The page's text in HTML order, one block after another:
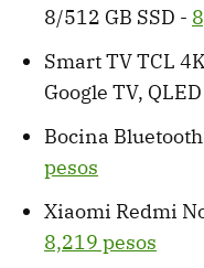
8/512 GB SSD -
Smart TV TCL
Google TV,
Bocina
pesos
Xiaomi Redmi
8,219 pesos